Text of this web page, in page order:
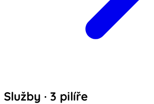
Služby · 3 pilíře